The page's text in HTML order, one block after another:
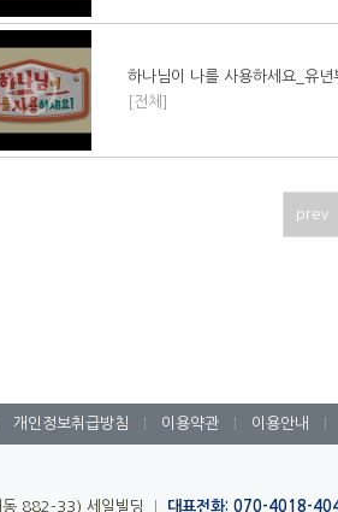
하나님이 나를 사용하세요_유
[전체]
prev
개인정보취급방침 이용약관 이용안내
882-33) 세일빌딩 대표전화: 070-4018-